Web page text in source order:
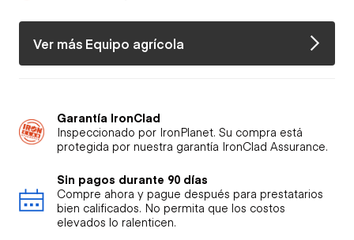
Ver más Equipo agrícola
Garantía IronClad
Inspeccionado por IronPlanet. Su compra está
protegida por nuestra garantía IronClad Assurance.
Sin pagos durante 90 días
Compre ahora y pague después para prestatarios
bien calificados. No permita que los costos
elevados lo ralenticen.